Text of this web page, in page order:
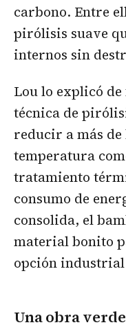
carbono. Entre
pirólisis suave
internos sin
Lou lo explicó
técnica de
reducir a más
temperatura
tratamiento
consumo de
consolida, el
material bonito
opción industrial
Una obra